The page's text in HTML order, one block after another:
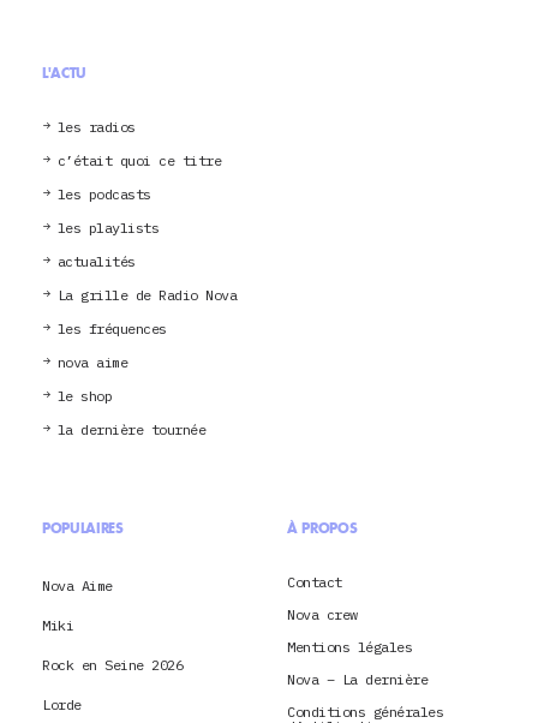
L'ACTU
les radios
c’était quoi ce titre
les podcasts
les playlists
actualités
La grille de Radio Nova
les fréquences
nova aime
le shop
la dernière tournée
POPULAIRES
Nova Aime
Miki
Rock en Seine 2026
Lorde
À PROPOS
Contact
Nova crew
Mentions légales
Nova – La dernière
Conditions générales